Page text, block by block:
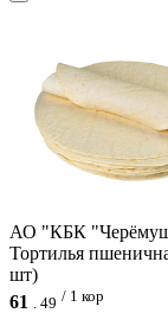
АО "КБК
Тортилья
шт)
61
49 / 1 кор